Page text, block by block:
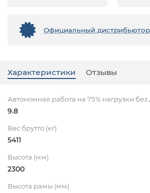
Официальный
Характеристики Отзывы
Автономная работа на 75% нагрузки без
9.8
Вес брутто (кг)
5411
Высота (мм)
2300
Высота рамы (мм)